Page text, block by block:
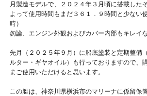
月製造モデルで、２０２４年３月頃に搭載した
よって使用時間もまだ３６１．９時間と少ない
時）
勿論、エンジン外観およびカバー内部もキレイ
先月（２０２５年９月）に船底塗装と定期整備
ルター・ギヤオイル）も行っておりますので、
まご使用いただけると思います。
この艇は、神奈川県横浜市のマリーナに係留保